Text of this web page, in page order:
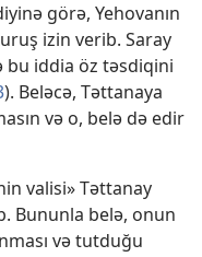
görə, Yehovanın
izin verib. Saray
bu iddia öz təsdiqini
). Beləcə, Təttanaya
və o, belə də edir
valisi» Təttanay
Bununla belə, onun
və tutduğu